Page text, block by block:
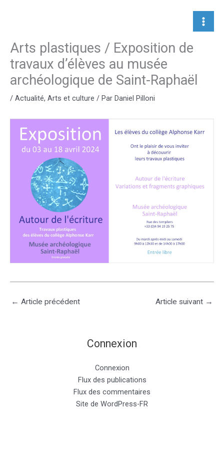
Arts plastiques / Exposition de
travaux d’élèves au musée
archéologique de Saint-Raphaël
/ Actualité, Arts et culture / Par Daniel Pilloni
← Article précédent Article suivant →
Connexion
Connexion
Flux des publications
Flux des commentaires
Site de WordPress-FR